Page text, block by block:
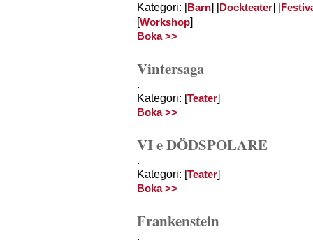
Kategori: [Barn] [Dockteater] [
[Workshop]
Boka >>
Vintersaga
.
Kategori: [Teater]
Boka >>
VI e DÖDSPOLARE
.
Kategori: [Teater]
Boka >>
Frankenstein
.